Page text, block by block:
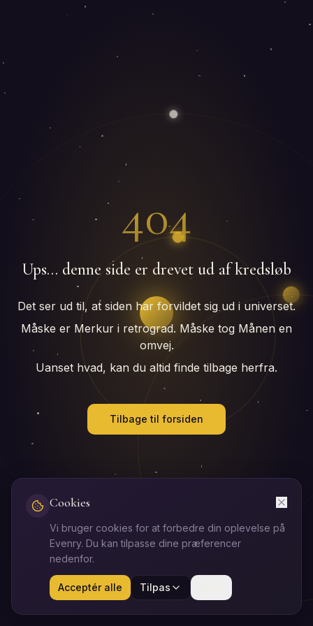
404
Ups… denne side er drevet ud af kredsløb
Det ser ud til, at siden har forvildet sig ud i universet.
Måske er Merkur i retrograd. Måske tog Månen en
omvej.
Uanset hvad, kan du altid finde tilbage herfra.
Tilbage til forsiden
Cookies
Vi bruger cookies for at forbedre din oplevelse på
Evenry. Du kan tilpasse dine præferencer
nedenfor.
Acceptér alle Tilpas